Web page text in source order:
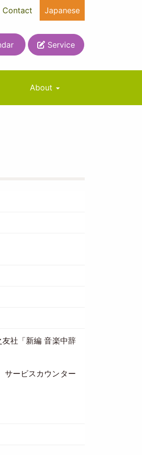
Contact Japanese
Service
About
社「新編 音楽中辞
サービスカウンター